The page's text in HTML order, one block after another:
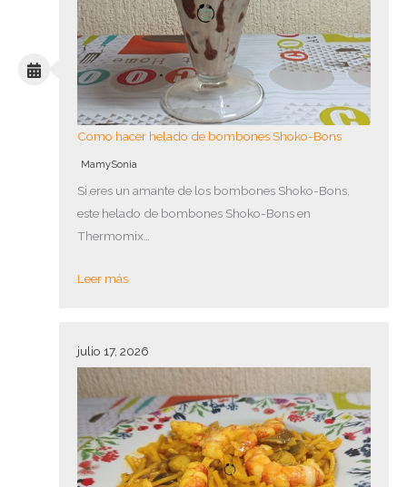
Como hacer helado de bombones Shoko-Bons
MamySonia
Si eres un amante de los bombones Shoko-Bons,
este helado de bombones Shoko-Bons en
Thermomix…
Leer más
julio 17, 2026